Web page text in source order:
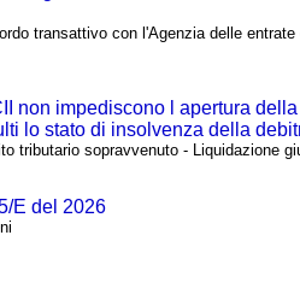
transattivo con l'Agenzia delle
non impediscono l apertura
lo stato di insolvenza della
tributario sopravvenuto - Liquidazione
E del 2026